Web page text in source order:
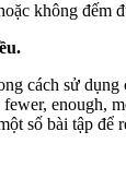
không đếm
cách sử
fewer, enough,
số bài tập để